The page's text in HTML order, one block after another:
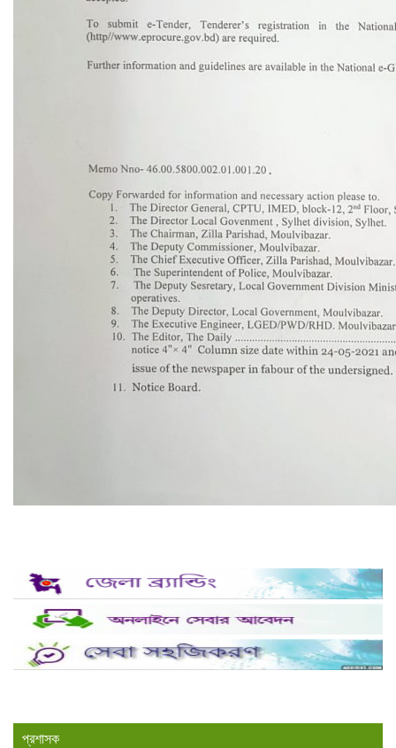
প্রশাসক